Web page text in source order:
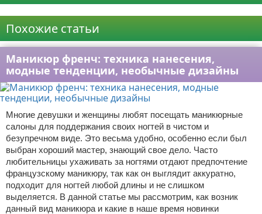
Похожие статьи
Маникюр френч: техника нанесения,
модные тенденции, необычные дизайны
Многие девушки и женщины любят посещать маникюрные
салоны для поддержания своих ногтей в чистом и
безупречном виде. Это весьма удобно, особенно если был
выбран хороший мастер, знающий свое дело. Часто
любительницы ухаживать за ногтями отдают предпочтение
французскому маникюру, так как он выглядит аккуратно,
подходит для ногтей любой длины и не слишком
выделяется. В данной статье мы рассмотрим, как возник
данный вид маникюра и какие в наше время новинки